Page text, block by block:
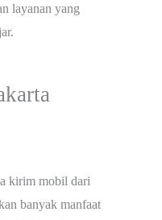
layanan yang
kirim mobil dari
banyak manfaat